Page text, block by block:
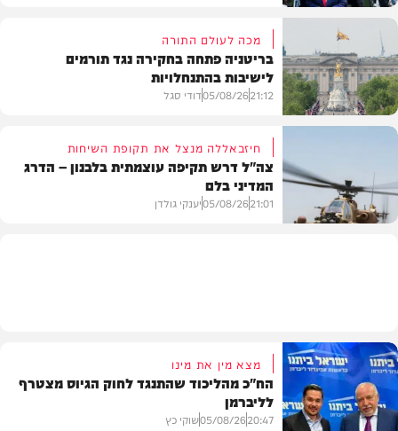
בעולם
חרדים
מכה לעולם התורה
בריטניה פתחה בחקירה נגד תורמים
לישיבות בהתנחלויות
21:12
05/08/26דודי סגל
חיזבאללה מנצל את תקופת השיחות
צה"ל דרש תקיפה עוצמתית בלבנון – הדרג
המדיני בלם
21:01
05/08/26יענקי גולדן
מצא מין את מינו
הח"כ מהליכוד שהתנגד לחוק הגיוס מצטרף
לליברמן
20:47
05/08/26שוקי כץ